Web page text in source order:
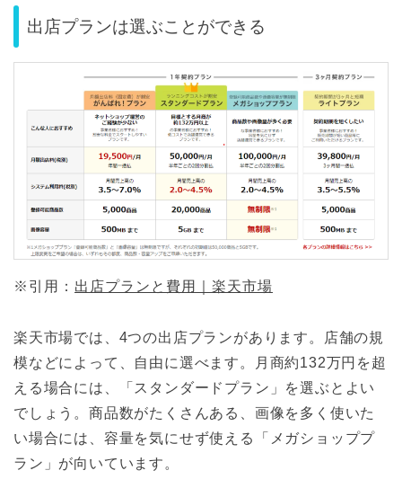
出店プランは選ぶことができる
※引用： 出店プランと費用｜楽天市場
楽天市場では、4つの出店プランがあります。店舗の規
模などによって、自由に選べます。月商約132万円を超
える場合には、「スタンダードプラン」を選ぶとよい
でしょう。商品数がたくさんある、画像を多く使いた
い場合には、容量を気にせず使える「メガショッププ
ラン」が向いています。